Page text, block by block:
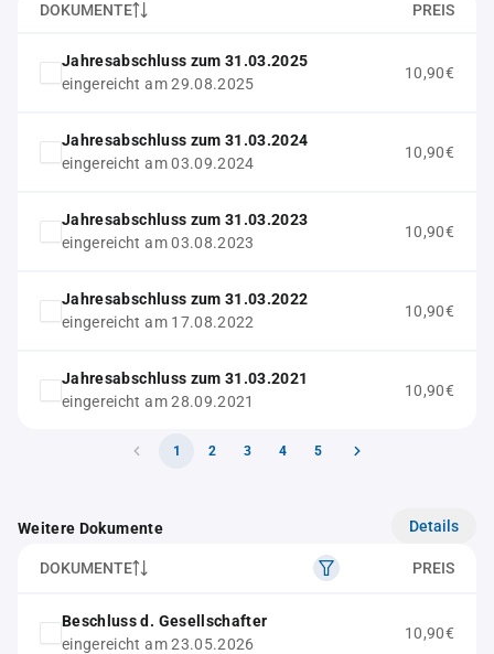
DOKUMENTE PREIS
Jahresabschluss zum 31.03.2025
eingereicht am 29.08.2025
10,90€
Jahresabschluss zum 31.03.2024
eingereicht am 03.09.2024
10,90€
Jahresabschluss zum 31.03.2023
eingereicht am 03.08.2023
10,90€
Jahresabschluss zum 31.03.2022
eingereicht am 17.08.2022
10,90€
Jahresabschluss zum 31.03.2021
eingereicht am 28.09.2021
10,90€
1 2 3 4 5
Weitere Dokumente Details
DOKUMENTE PREIS
Beschluss d. Gesellschafter
eingereicht am 23.05.2026
10,90€